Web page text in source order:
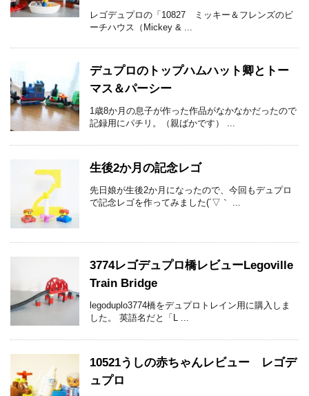
レゴデュプロの「10827 ミッキー＆フレンズのビ
ーチハウス（Mickey & ...
デュプロのトップハムハット卿とトー
マス＆パーシー
1歳8か月の息子が作った作品がなかなかだったので
記録用にパチリ。（親ばかです） ...
生後2か月の記念レゴ
先日娘が生後2か月になったので、今回もデュプロ
で記念レゴを作ってみました(´▽｀ ...
3774レゴデュプロ橋レビューLegoville
Train Bridge
legoduplo3774橋をデュプロトレイン用に購入しま
した。 英語名だと「L ...
10521うしの赤ちゃんレビュー レゴデ
ュプロ